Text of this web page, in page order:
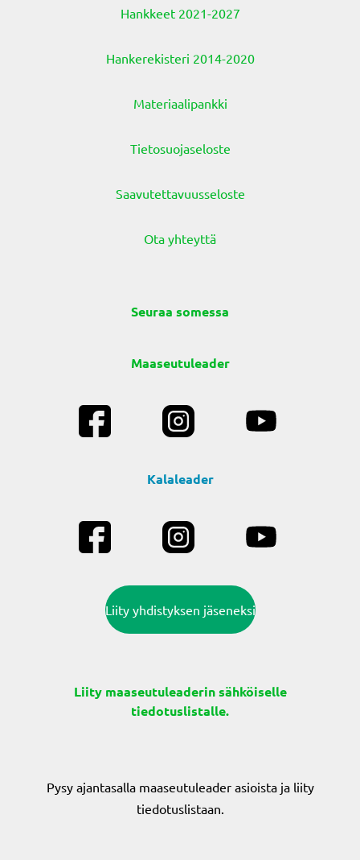
Hankkeet 2021-2027
Hankerekisteri 2014-2020
Materiaalipankki
Tietosuojaseloste
Saavutettavuusseloste
Ota yhteyttä
Seuraa somessa
Maaseutuleader
Kalaleader
Liity yhdistyksen jäseneksi
Liity maaseutuleaderin sähköiselle
tiedotuslistalle.
Pysy ajantasalla maaseutuleader asioista ja liity
tiedotuslistaan.